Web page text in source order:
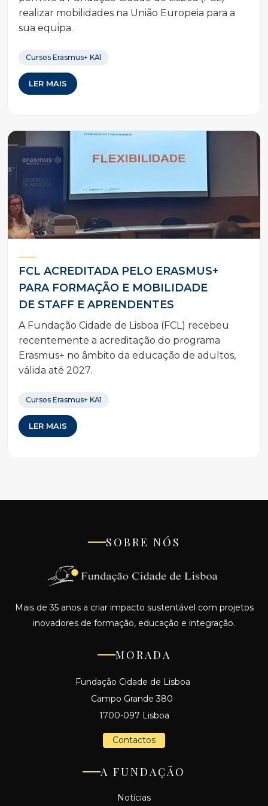
realizar mobilidades na União Europeia para a
sua equipa.
Cursos Erasmus+ KA1
LER MAIS
FCL ACREDITADA PELO ERASMUS+
PARA FORMAÇÃO E MOBILIDADE
DE STAFF E APRENDENTES
A Fundação Cidade de Lisboa (FCL) recebeu
recentemente a acreditação do programa
Erasmus+ no âmbito da educação de adultos,
válida até 2027.
Cursos Erasmus+ KA1
LER MAIS
SOBRE NÓS
Mais de 35 anos a criar impacto sustentável com projetos
inovadores de formação, educação e integração.
MORADA
Fundação Cidade de Lisboa
Campo Grande 380
1700-097 Lisboa
Contactos
A FUNDAÇÃO
Notícias